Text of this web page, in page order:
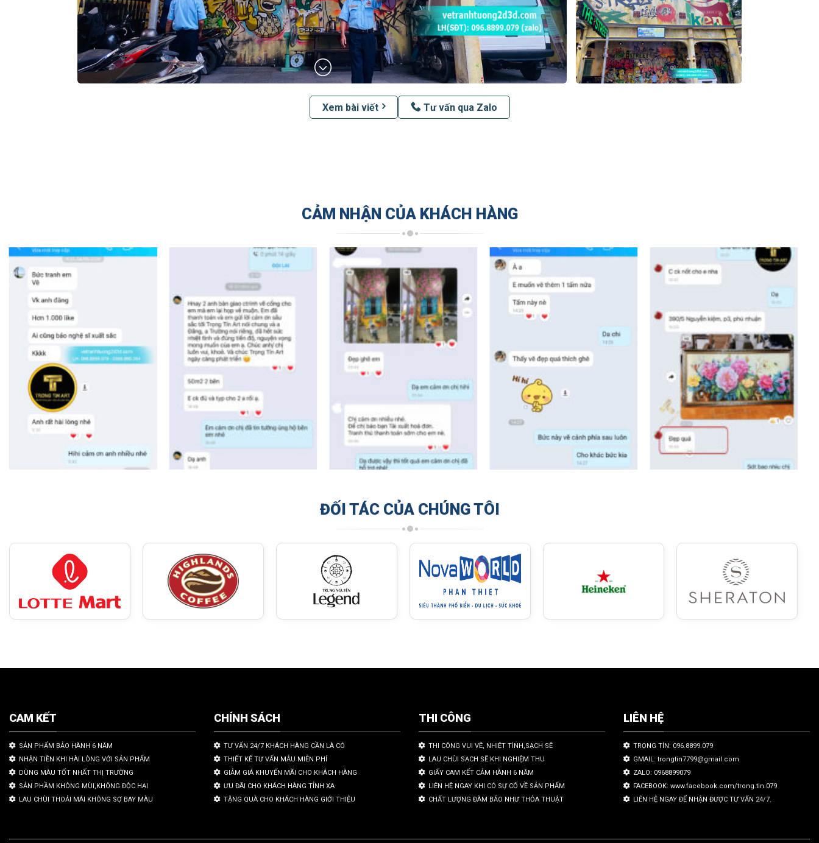
Xem bài viết Tư vấn qua Zalo
CẢM NHẬN CỦA KHÁCH HÀNG
ĐỐI TÁC CỦA CHÚNG TÔI
CAM KẾT
SẢN PHẨM BẢO HÀNH 6 NĂM
NHẬN TIỀN KHI HÀI LÒNG VỚI SẢN PHẨM
DÙNG MÀU TỐT NHẤT THỊ TRƯỜNG
SẢN PHẦM KHÔNG MÙI,KHÔNG ĐỘC HẠI
LAU CHÙI THOẢI MÁI KHÔNG SỢ BAY MÀU
CHÍNH SÁCH
TƯ VẤN 24/7 KHÁCH HÀNG CẦN LÀ CÓ
THIẾT KẾ TƯ VẤN MẪU MIỄN PHÍ
GIẢM GIÁ KHUYẾN MÃI CHO KHÁCH HÀNG
ƯU ĐÃI CHO KHÁCH HÀNG TỈNH XA
TẶNG QUÀ CHO KHÁCH HÀNG GIỚI THIỆU
THI CÔNG
THI CÔNG VUI VẼ, NHIỆT TÌNH,SẠCH SẼ
LAU CHÙI SẠCH SẼ KHI NGHIỆM THU
GIẤY CAM KẾT CẢM HÀNH 6 NĂM
LIÊN HỆ NGAY KHI CÓ SỰ CỐ VỀ SẢN PHẨM
CHẤT LƯỢNG ĐÀM BẢO NHƯ THỎA THUẬT
LIÊN HỆ
TRỌNG TÍN: 096.8899.079
GMAIL: trongtin7799@gmail.com
ZALO: 0968899079
FACEBOOK: www.facebook.com/trong.tin.079
LIÊN HỆ NGAY ĐỂ NHẬN ĐƯỢC TƯ VẤN 24/7.